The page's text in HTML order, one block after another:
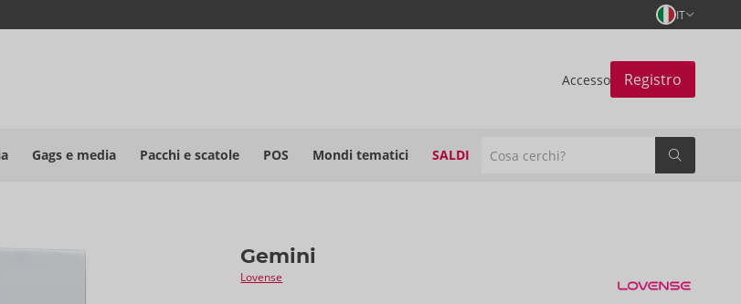
IT
Accesso Registro
Gags e media Pacchi e scatole POS Mondi tematici SALDI
Gemini
Lovense